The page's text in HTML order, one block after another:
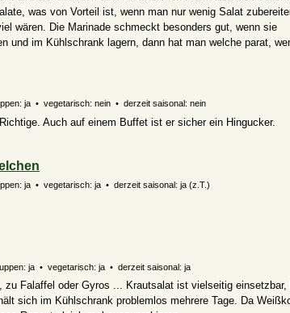
was von Vorteil ist, wenn man nur wenig Salat
wären. Die Marinade schmeckt besonders gut, wenn sie
und im Kühlschrank lagern, dann hat man welche parat,
ja • vegetarisch: nein • derzeit saisonal: nein
Auch auf einem Buffet ist er sicher ein Hingucker.
ja • vegetarisch: ja • derzeit saisonal: ja (z.T.)
ja • vegetarisch: ja • derzeit saisonal: ja
zu Falaffel oder Gyros ... Krautsalat ist vielseitig einsetzbar,
sich im Kühlschrank problemlos mehrere Tage. Da